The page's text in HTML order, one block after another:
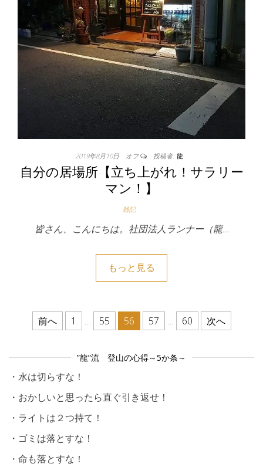
2019年8月10日 オフ 投稿者: 龍
自分の居場所【立ち上がれ！サラリー
マン！】
雑記
皆さん、こんにちは。社団法人ランナー（龍…
もっと見る
投稿のページ送り
前へ 1 … 55 56 57 … 60 次へ
”龍”流 登山の心得～5か条～
・水は切らすな！
・おかしいと思ったら直ぐ引き返せ！
・ライトは２つ持て！
・ゴミは落とすな！
・命も落とすな！